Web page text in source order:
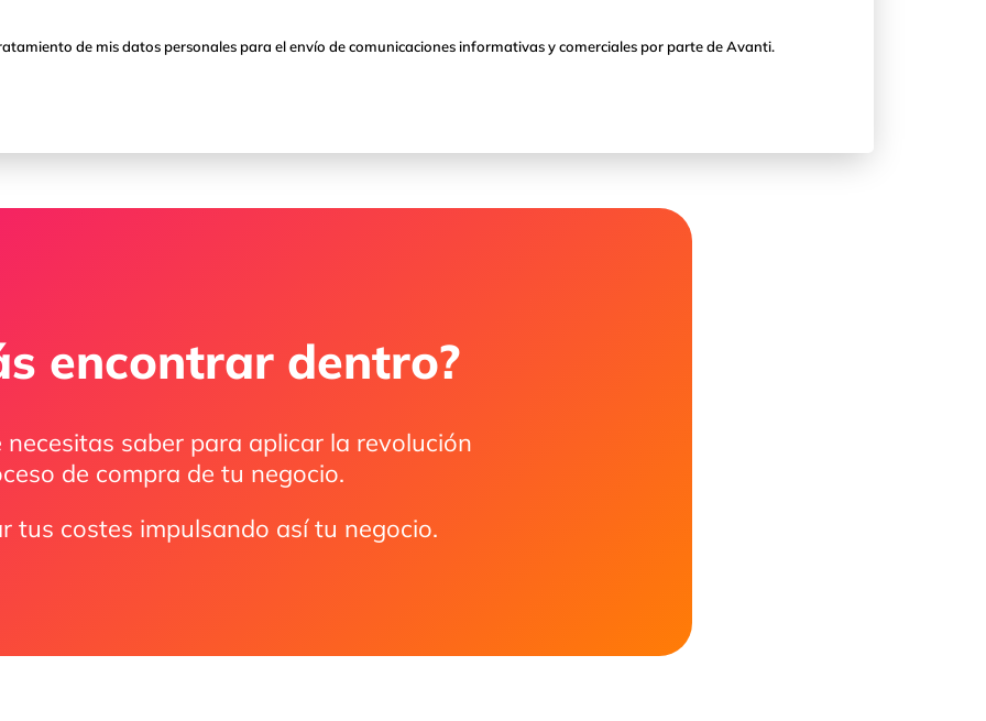
de mis datos personales para el envío de comunicaciones informativas y comerciales por parte de Avanti.
encontrar dentro?
saber para aplicar la revolución
de compra de tu negocio.
tus costes impulsando así tu negocio.